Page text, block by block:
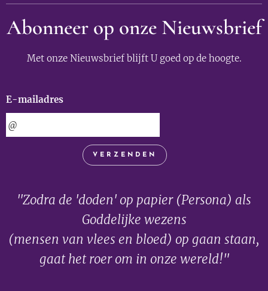
Abonneer op onze Nieuwsbrief
Met onze Nieuwsbrief blijft U goed op de hoogte.
E-mailadres
VERZENDEN
"Zodra de 'doden' op papier (Persona) als
Goddelijke wezens
(mensen van vlees en bloed) op gaan staan,
gaat het roer om in onze wereld!"